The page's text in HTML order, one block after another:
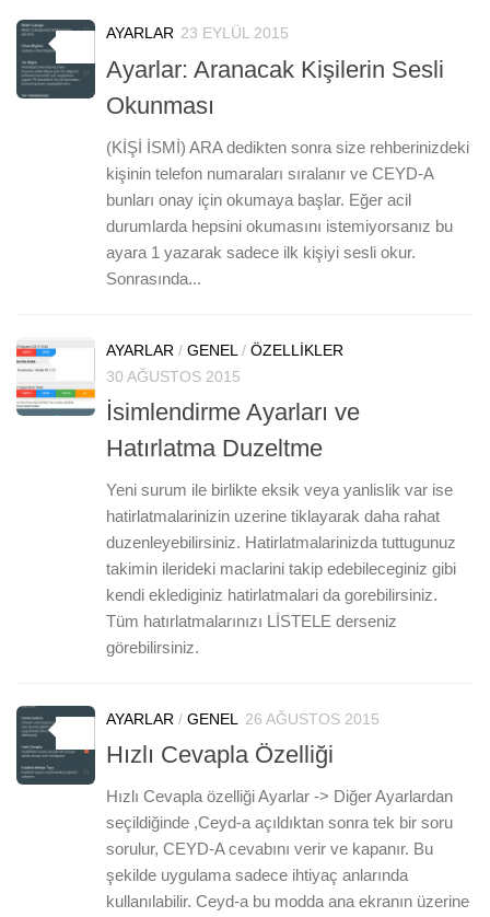
AYARLAR 23 EYLÜL 2015
Ayarlar: Aranacak Kişilerin Sesli
Okunması
(KİŞİ İSMİ) ARA dedikten sonra size rehberinizdeki
kişinin telefon numaraları sıralanır ve CEYD-A
bunları onay için okumaya başlar. Eğer acil
durumlarda hepsini okumasını istemiyorsanız bu
ayara 1 yazarak sadece ilk kişiyi sesli okur.
Sonrasında...
AYARLAR / GENEL / ÖZELLIKLER
30 AĞUSTOS 2015
İsimlendirme Ayarları ve
Hatırlatma Duzeltme
Yeni surum ile birlikte eksik veya yanlislik var ise
hatirlatmalarinizin uzerine tiklayarak daha rahat
duzenleyebilirsiniz. Hatirlatmalarinizda tuttugunuz
takimin ilerideki maclarini takip edebileceginiz gibi
kendi eklediginiz hatirlatmalari da gorebilirsiniz.
Tüm hatırlatmalarınızı LİSTELE derseniz
görebilirsiniz.
AYARLAR / GENEL 26 AĞUSTOS 2015
Hızlı Cevapla Özelliği
Hızlı Cevapla özelliği Ayarlar -> Diğer Ayarlardan
seçildiğinde ,Ceyd-a açıldıktan sonra tek bir soru
sorulur, CEYD-A cevabını verir ve kapanır. Bu
şekilde uygulama sadece ihtiyaç anlarında
kullanılabilir. Ceyd-a bu modda ana ekranın üzerine